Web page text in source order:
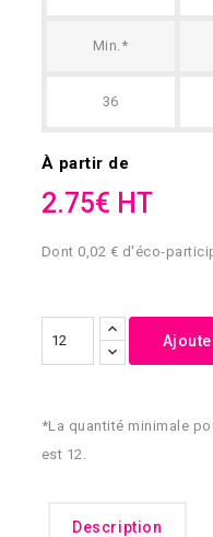
Min.*
36
À partir de
2.75€ HT
Dont 0,02 € d'éco-
*La quantité minimale
est 12.
Description